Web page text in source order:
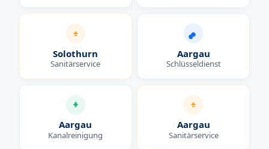
Solothurn
Sanitärservice
Aargau
Schlüsseldienst
Aargau
Kanalreinigung
Aargau
Sanitärservice